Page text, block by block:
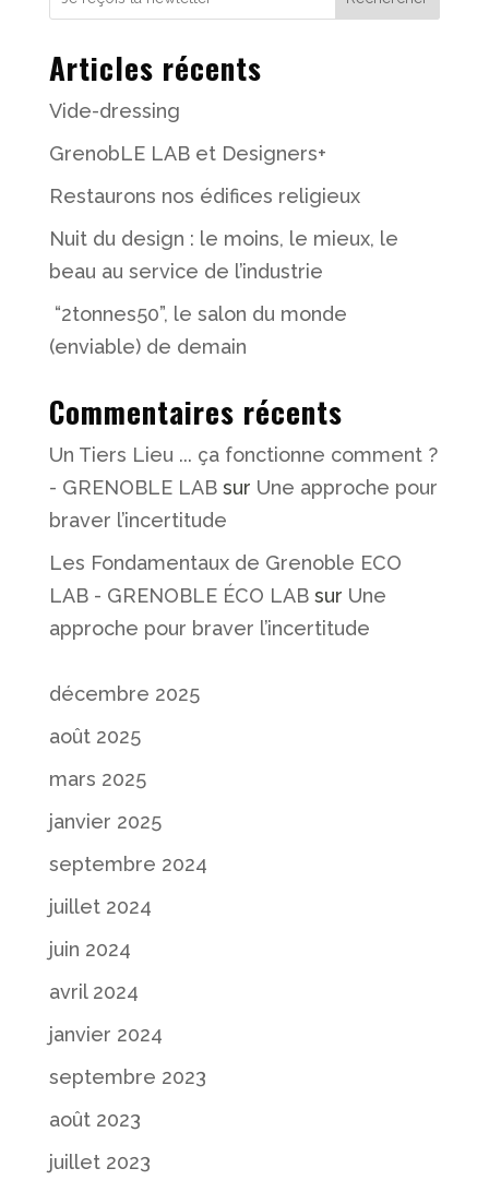
Articles récents
Vide-dressing
GrenobLE LAB et Designers+
Restaurons nos édifices religieux
Nuit du design : le moins, le mieux, le
beau au service de l’industrie
“2tonnes50”, le salon du monde
(enviable) de demain
Commentaires récents
Un Tiers Lieu ... ça fonctionne comment ?
- GRENOBLE LABsur Une approche pour
braver l’incertitude
Les Fondamentaux de Grenoble ECO
LAB - GRENOBLE ÉCO LABsur Une
approche pour braver l’incertitude
décembre 2025
août 2025
mars 2025
janvier 2025
septembre 2024
juillet 2024
juin 2024
avril 2024
janvier 2024
septembre 2023
août 2023
juillet 2023